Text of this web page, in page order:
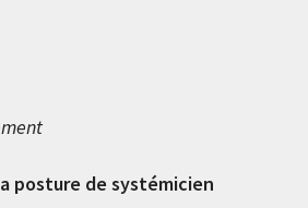
posture de systémicien